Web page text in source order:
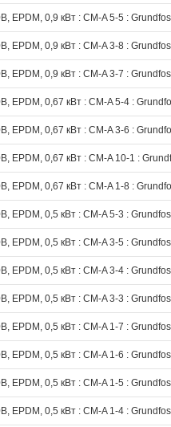
EPDM, 0,9 кВт : CM-A 5-5 : Grundfos
EPDM, 0,9 кВт : CM-A 3-8 : Grundfos
EPDM, 0,9 кВт : CM-A 3-7 : Grundfos
EPDM, 0,67 кВт : CM-A 5-4 :
EPDM, 0,67 кВт : CM-A 3-6 :
EPDM, 0,67 кВт : CM-A 10-1 :
EPDM, 0,67 кВт : CM-A 1-8 :
EPDM, 0,5 кВт : CM-A 5-3 : Grundfos
EPDM, 0,5 кВт : CM-A 3-5 : Grundfos
EPDM, 0,5 кВт : CM-A 3-4 : Grundfos
EPDM, 0,5 кВт : CM-A 3-3 : Grundfos
EPDM, 0,5 кВт : CM-A 1-7 : Grundfos
EPDM, 0,5 кВт : CM-A 1-6 : Grundfos
EPDM, 0,5 кВт : CM-A 1-5 : Grundfos
EPDM, 0,5 кВт : CM-A 1-4 : Grundfos